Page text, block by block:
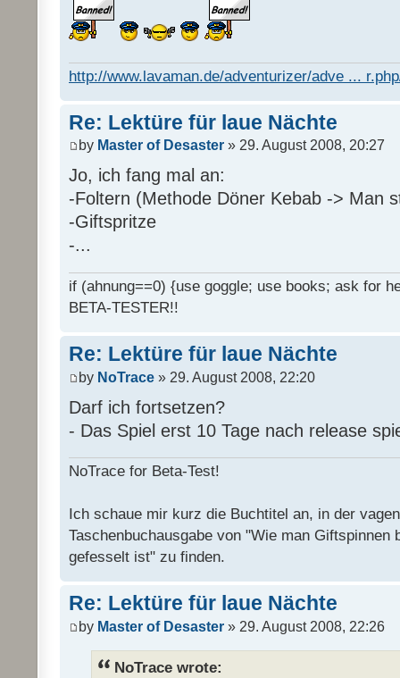
http://www.lavaman.de/adventurizer/adve ...
Re: Lektüre für laue Nächte
by Master of Desaster » 29. August 2008, 20:27
Jo, ich fang mal an:
-Foltern (Methode Döner Kebab -> Man
-Giftspritze
-...
if (ahnung==0) {use goggle; use books; ask for
BETA-TESTER!!
Re: Lektüre für laue Nächte
by NoTrace » 29. August 2008, 22:20
Darf ich fortsetzen?
- Das Spiel erst 10 Tage nach release
NoTrace for Beta-Test!
Ich schaue mir kurz die Buchtitel an, in der
Taschenbuchausgabe von "Wie man Giftspinnen
gefesselt ist" zu finden.
Re: Lektüre für laue Nächte
by Master of Desaster » 29. August 2008, 22:26
NoTrace wrote: